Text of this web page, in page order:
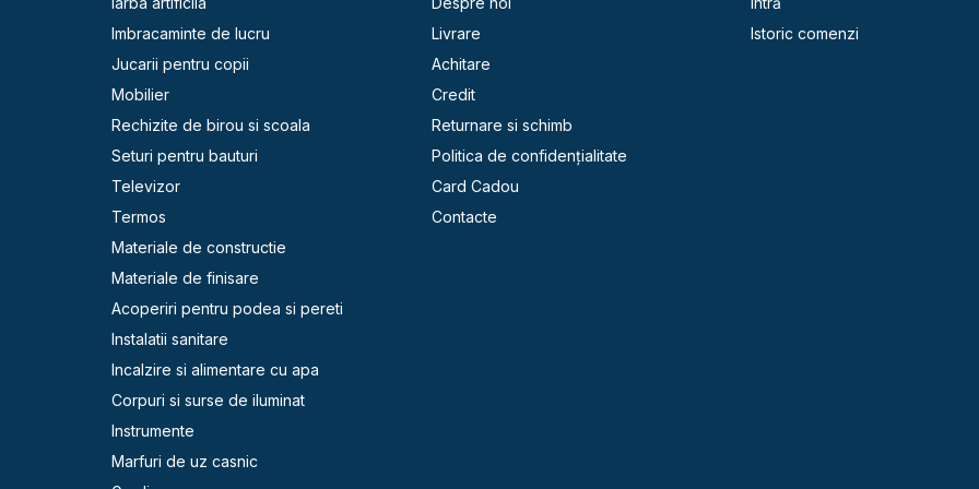
Imbracaminte de lucru
Jucarii pentru copii
Mobilier
Rechizite de birou si scoala
Seturi pentru bauturi
Televizor
Termos
Materiale de constructie
Materiale de finisare
Acoperiri pentru podea si pereti
Instalatii sanitare
Incalzire si alimentare cu apa
Corpuri si surse de iluminat
Instrumente
Marfuri de uz casnic
Livrare
Achitare
Credit
Returnare si schimb
Politica de confidențialitate
Card Cadou
Contacte
Istoric comenzi